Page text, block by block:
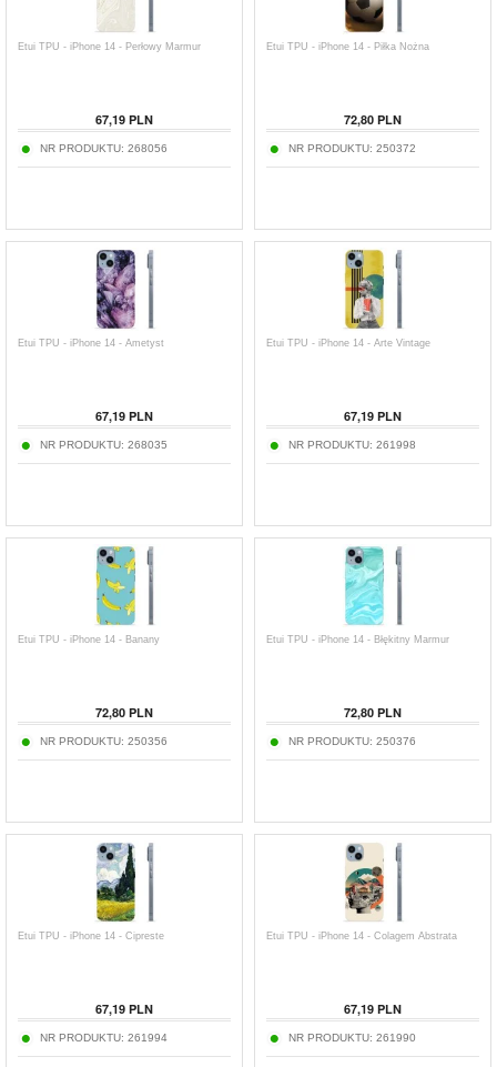
Etui TPU - iPhone 14 - Perłowy Marmur
67,19 PLN
NR PRODUKTU: 268056
Etui TPU - iPhone 14 - Piłka Nożna
72,80 PLN
NR PRODUKTU: 250372
Etui TPU - iPhone 14 - Ametyst
67,19 PLN
NR PRODUKTU: 268035
Etui TPU - iPhone 14 - Arte Vintage
67,19 PLN
NR PRODUKTU: 261998
Etui TPU - iPhone 14 - Banany
72,80 PLN
NR PRODUKTU: 250356
Etui TPU - iPhone 14 - Błękitny Marmur
72,80 PLN
NR PRODUKTU: 250376
Etui TPU - iPhone 14 - Cipreste
67,19 PLN
NR PRODUKTU: 261994
Etui TPU - iPhone 14 - Colagem Abstrata
67,19 PLN
NR PRODUKTU: 261990